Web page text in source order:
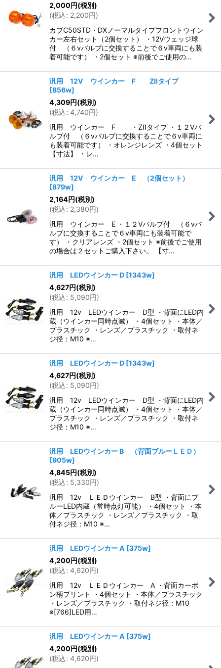
2,000円(税別)
(税込: 2,200円)
カブC50STD・DXノーマルタイプフロントウイン
カー左右セット（2個セット） ・12Vウェッジ球
付 （６vバルブに交換することで６v車両にも装
着可能です） ・2個セット ※前後でご使用の…
汎用 12V ウインカー F ZIIタイプ
[856w]
4,309円(税別)
(税込: 4,740円)
汎用 ウインカー F ・ZIIタイプ ・１２Vバ
ルブ付 （６vバルブに交換することで６v車両に
も装着可能です） ・オレンジレンズ ・4個セット
【寸法】 ・レ…
汎用 12V ウインカー E （2個セット）
[879w]
2,164円(税別)
(税込: 2,380円)
汎用 ウインカー E ・１２Vバルブ付 （６vバ
ルブに交換することで６v車両にも装着可能で
す） ・クリアレンズ ・2個セット ※前後でご使用
の場合は２セットご購入下さい。 【寸…
汎用 LEDウインカー D [1343w]
4,627円(税別)
(税込: 5,090円)
汎用 12v LEDウインカー D型 ・背面にLED内
蔵（ウインカー同時点滅） ・4個セット ・本体／
プラスチック ・レンズ／プラスチック ・取付ネ
ジ径：M10 ※…
汎用 LEDウインカー D [1343w]
4,627円(税別)
(税込: 5,090円)
汎用 12v LEDウインカー D型 ・背面にLED内
蔵（ウインカー同時点滅） ・4個セット ・本体／
プラスチック ・レンズ／プラスチック ・取付ネ
ジ径：M10 ※…
汎用 LEDウインカー B （背面ブルーＬＥＤ）
[905w]
4,845円(税別)
(税込: 5,330円)
汎用 12v ＬＥＤウインカー B型 ・背面にブ
ルーLED内蔵（常時点灯可能） ・4個セット ・本
体／プラスチック ・レンズ／プラスチック ・取
付ネジ径：M10 ※…
汎用 LEDウインカー A [375w]
4,200円(税別)
(税込: 4,620円)
汎用 12v ＬＥＤウインカー A ・背面カーボ
ン柄プリント ・4個セット ・本体／プラスチック
・レンズ／プラスチック ・取付ネジ径：M10
※[766]LED用…
汎用 LEDウインカー A [375w]
4,200円(税別)
(税込: 4,620円)